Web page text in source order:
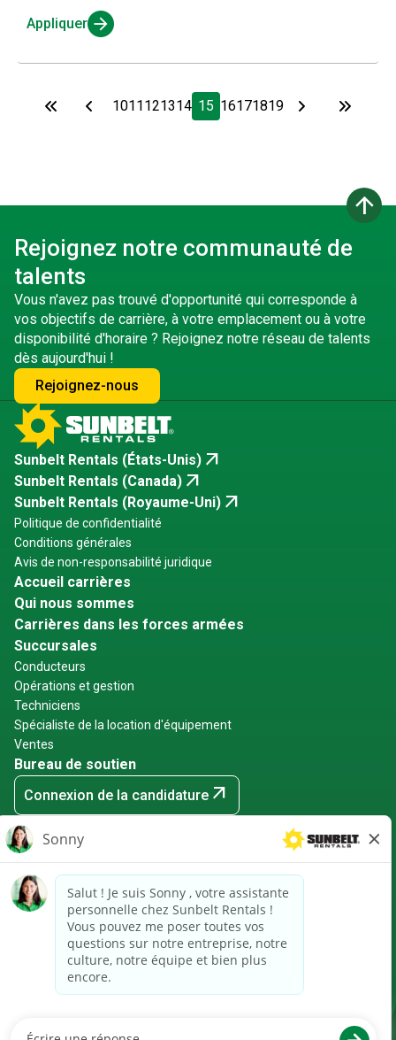
Appliquer
1011121314 15 16171819
arrow_upward
Rejoignez notre communauté de
talents
Vous n'avez pas trouvé d'opportunité qui corresponde à
vos objectifs de carrière, à votre emplacement ou à votre
disponibilité d'horaire ? Rejoignez notre réseau de talents
dès aujourd'hui !
Rejoignez-nous
Sunbelt Rentals (États-Unis) arrow_outward
Sunbelt Rentals (Canada) arrow_outward
Sunbelt Rentals (Royaume-Uni) arrow_outward
Politique de confidentialité
Conditions générales
Avis de non-responsabilité juridique
Accueil carrières
Qui nous sommes
Carrières dans les forces armées
Succursales
Conducteurs
Opérations et gestion
Techniciens
Spécialiste de la location d'équipement
Ventes
Bureau de soutien
Connexion de la candidature arrow_outward
Connexion des employés
Événements de recrutementarrow_outward
Sunbelt Rentals est un employeur garantissant l'égalité des
chances : minorités/femmes/handicapés/anciens
combattants et tout autre motif protégé.
Avis CRPAarrow_outward